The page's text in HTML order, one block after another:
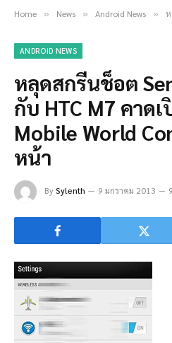
Home » News » Android News » หลุ
ANDROID NEWS
หลุดสกรีนช็อต
กับ HTC M7 คาด
Mobile World
หน้า
BySylenth 9 มกราคม 2013